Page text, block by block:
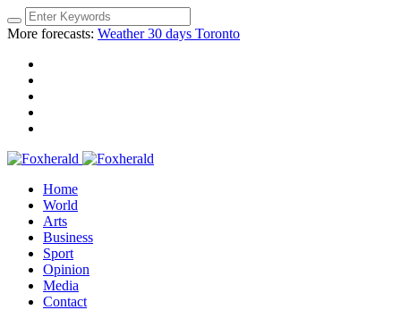
More forecasts: Weather 30 days Toronto
Home
World
Arts
Business
Sport
Opinion
Media
Contact